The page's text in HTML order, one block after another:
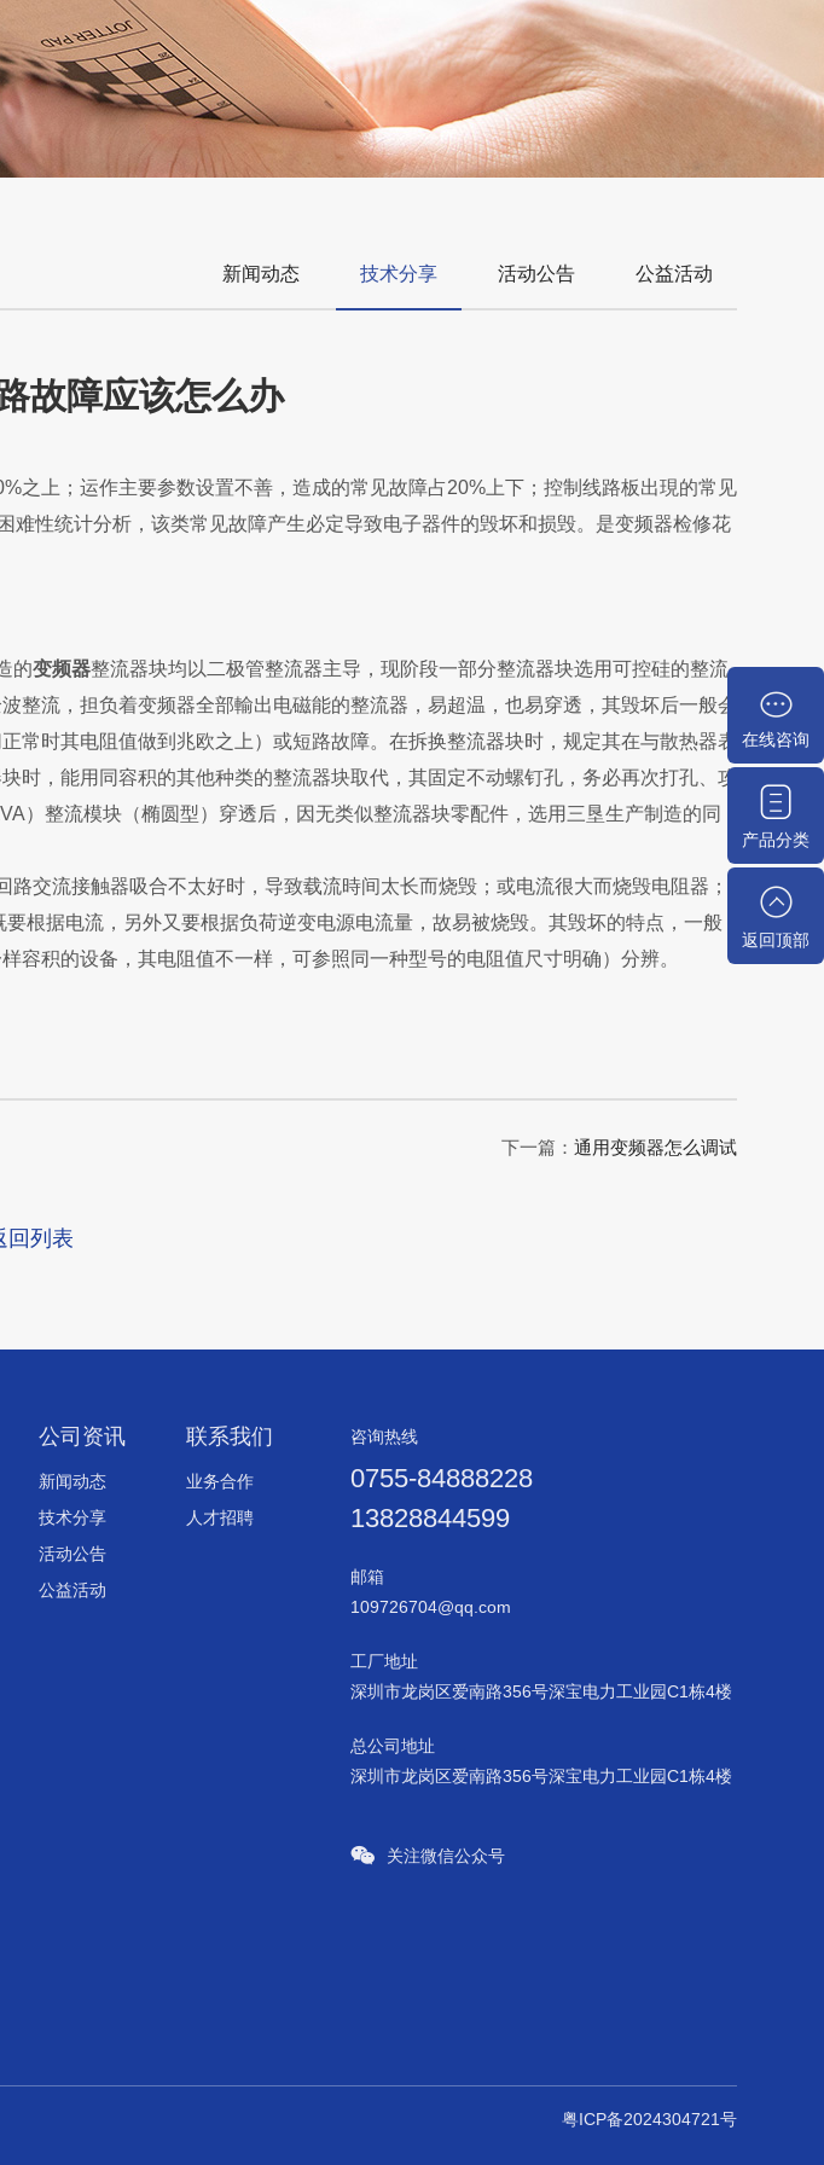
新闻动态 技术分享 活动公告 公益活动
故障应该怎么办
之上；运作主要参数设置不善，造成的常见故障占20%上下；控制线路板出現的常见
性统计分析，该类常见故障产生必定导致电子器件的毁坏和损毁。是变频器检修花
的变频器整流器块均以二极管整流器主导，现阶段一部分整流器块选用可控硅的整流
流，担负着变频器全部輸出电磁能的整流器，易超温，也易穿透，其毁坏后一般会
时其电阻值做到兆欧之上）或短路故障。在拆换整流器块时，规定其在与散热器表
，能用同容积的其他种类的整流器块取代，其固定不动螺钉孔，务必再次打孔、攻
）整流模块（椭圆型）穿透后，因无类似整流器块零配件，选用三垦生产制造的同
交流接触器吸合不太好时，导致载流時间太长而烧毁；或电流很大而烧毁电阻器；
根据电流，另外又要根据负荷逆变电源电流量，故易被烧毁。其毁坏的特点，一般
积的设备，其电阻值不一样，可参照同一种型号的电阻值尺寸明确）分辨。
下一篇： 通用变频器怎么调试
回列表
公司资讯
新闻动态
技术分享
活动公告
公益活动
联系我们
业务合作
人才招聘
咨询热线
0755-84888228
13828844599
邮箱
109726704@qq.com
工厂地址
深圳市龙岗区爱南路356号深宝电力工业园C1栋4楼
总公司地址
深圳市龙岗区爱南路356号深宝电力工业园C1栋4楼
关注微信公众号
粤ICP备2024304721号
在线咨询
产品分类
返回顶部